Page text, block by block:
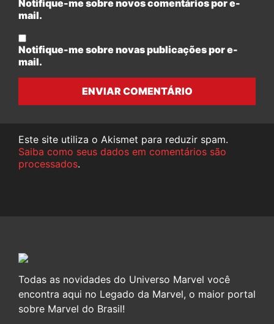
Notifique-me sobre novos comentários por e-
mail.
Notifique-me sobre novas publicações por e-
mail.
ENVIAR COMENTÁRIO
Este site utiliza o Akismet para reduzir spam.
Saiba como seus dados em comentários são
processados.
Todas as novidades do Universo Marvel você
encontra aqui no Legado da Marvel, o maior portal
sobre Marvel do Brasil!